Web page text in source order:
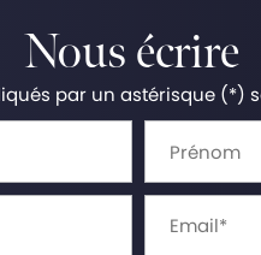
Nous écrire
par un astérisque (*)